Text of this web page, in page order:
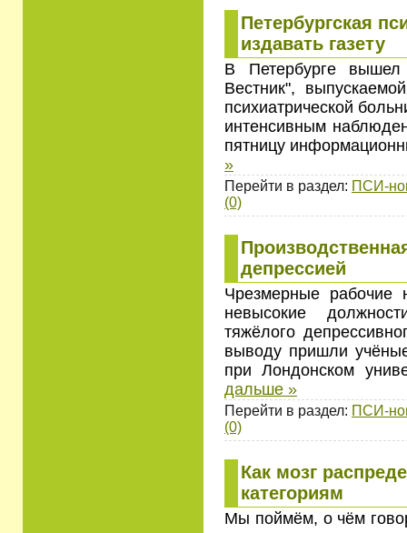
Петербургская
издавать газету
В Петербурге
Вестник",
психиатрической
интенсивным
пятницу
»
Перейти в раздел: ПСИ-
(0)
депрессией
Чрезмерные рабочие
невысокие
тяжёлого
выводу пришли
при Лондонском
дальше »
Перейти в раздел: ПСИ-
(0)
Как мозг
категориям
Мы поймём, о чём